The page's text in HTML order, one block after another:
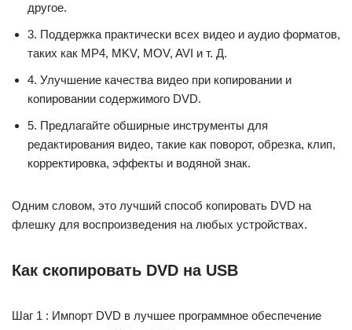
другое.
3. Поддержка практически всех видео и аудио форматов,
таких как MP4, MKV, MOV, AVI и т. Д.
4. Улучшение качества видео при копировании и
копировании содержимого DVD.
5. Предлагайте обширные инструменты для
редактирования видео, такие как поворот, обрезка, клип,
корректировка, эффекты и водяной знак.
Одним словом, это лучший способ копировать DVD на
флешку для воспроизведения на любых устройствах.
Как скопировать DVD на USB
Шаг 1 : Импорт DVD в лучшее программное обеспечение